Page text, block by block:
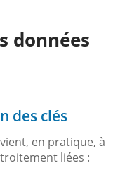
données
des clés
en pratique, à
liées :